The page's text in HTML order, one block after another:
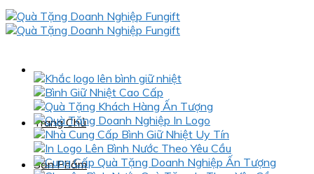
Trang Chủ
Sản Phẩm